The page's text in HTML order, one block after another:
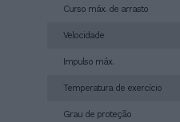
Curso máx. de arrasto
Velocidade
Impulso máx.
Temperatura de exercício
Grau de proteção